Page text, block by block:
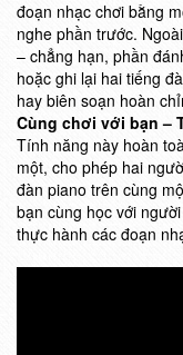
đoạn nhạc chơi bằng
nghe phần trước.
– chẳng hạn, phần
hoặc ghi lại hai tiếng
hay biên soạn hoàn
Cùng chơi với bạn –
Tính năng này hoàn
một, cho phép hai
đàn piano trên cùng
bạn cùng học với
thực hành các đoạn